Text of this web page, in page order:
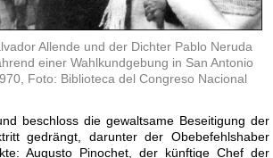
Allende und der Dichter Pablo Neruda
einer Wahlkundgebung in San Antonio
Foto: Biblioteca del Congreso Nacional
beschloss die gewaltsame Beseitigung der
gedrängt, darunter der Obebefehlshaber
Augusto Pinochet, der künftige Chef der